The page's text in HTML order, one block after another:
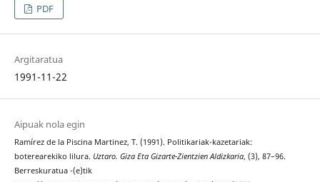
PDF
Argitaratua
1991-11-22
Aipuak nola egin
Ramírez de la Piscina Martinez, T. (1991). Politikariak-kazetariak:
boterearekiko lilura. Uztaro. Giza Eta Gizarte-Zientzien Aldizkaria, (3), 87–96.
Berreskuratua -(e)tik